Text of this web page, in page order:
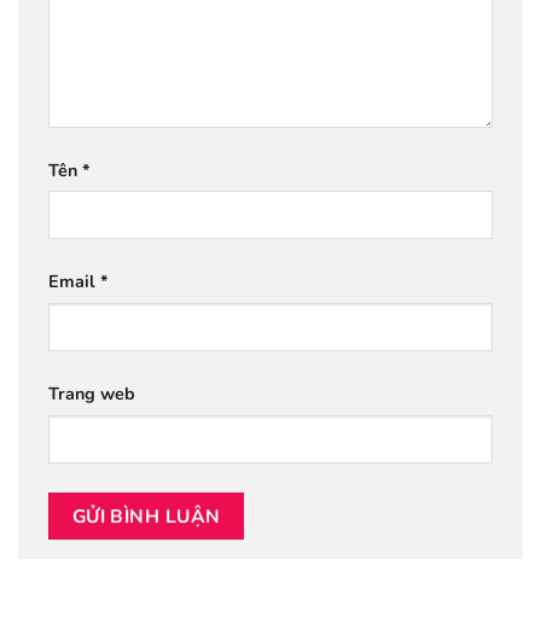
Tên *
Email *
Trang web